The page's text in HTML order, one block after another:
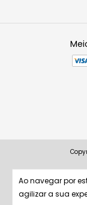
Ao navegar por
agilizar a sua